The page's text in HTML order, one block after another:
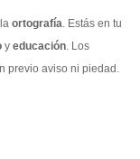
ortografía. Estás en tu
y educación. Los
previo aviso ni piedad.